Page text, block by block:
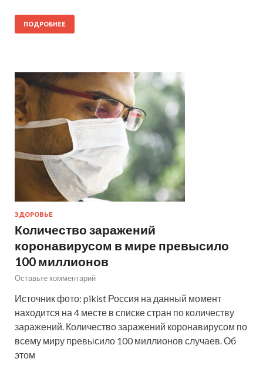
ПОДРОБНЕЕ
ЗДОРОВЬЕ
Количество заражений
коронавирусом в мире превысило
100 миллионов
Оставьте комментарий
Источник фото: pikist Россия на данный момент
находится на 4 месте в списке стран по количеству
заражений. Количество заражений коронавирусом по
всему миру превысило 100 миллионов случаев. Об
этом